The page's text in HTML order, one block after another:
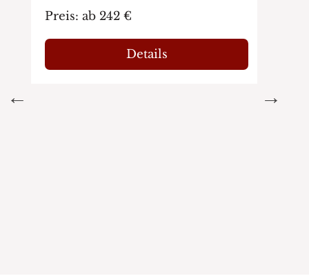
Preis: ab 242 €
Details